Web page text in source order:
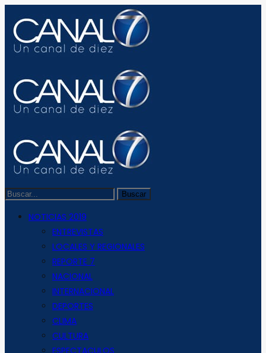
NOTICIAS 2019
ENTREVISTAS
LOCALES Y REGIONALES
REPORTE 7
NACIONAL
INTERNACIONAL
DEPORTES
CLIMA
CULTURA
ESPECTACULOS